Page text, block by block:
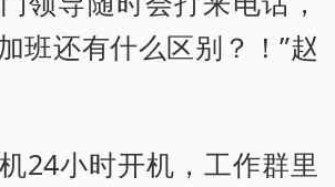
班还有什么区别？！”赵
小时开机，工作群里